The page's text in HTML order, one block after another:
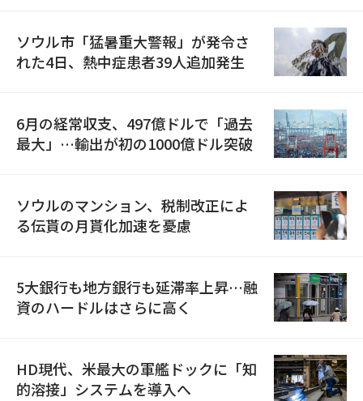
ソウル市「猛暑重大警報」が発令さ
れた4日、熱中症患者39人追加発生
6月の経常収支、497億ドルで「過去
最大」…輸出が初の1000億ドル突破
ソウルのマンション、税制改正によ
る伝貰の月貰化加速を憂慮
5大銀行も地方銀行も延滞率上昇…融
資のハードルはさらに高く
HD現代、米最大の軍艦ドックに「知
的溶接」システムを導入へ